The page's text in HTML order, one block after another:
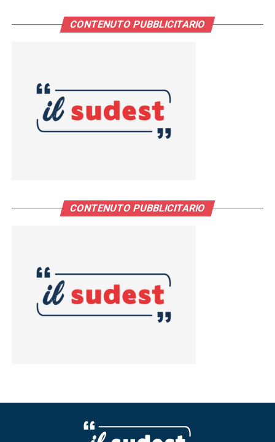
CONTENUTO PUBBLICITARIO
CONTENUTO PUBBLICITARIO